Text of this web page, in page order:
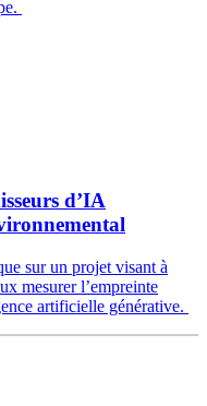
d’IA
sur un projet visant à
mesurer l’empreinte
artificielle générative.